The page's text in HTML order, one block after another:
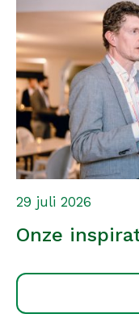
Onze
29 juli 2026